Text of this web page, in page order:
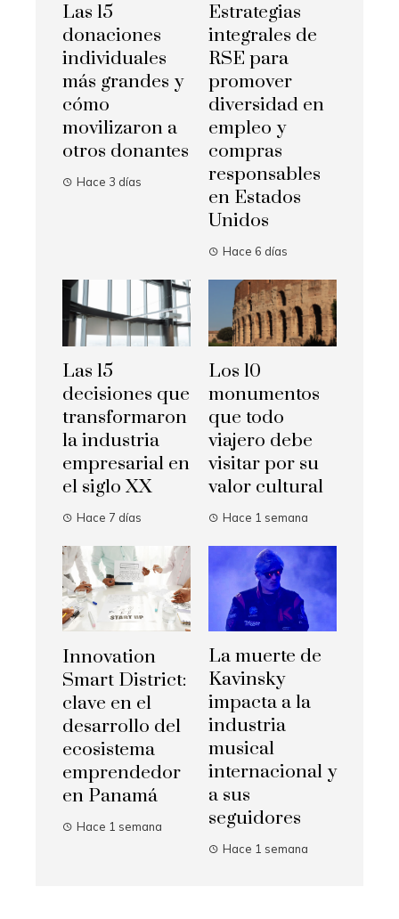
Las 15
donaciones
individuales
más grandes y
cómo
movilizaron a
otros donantes
Hace 3 días
Estrategias
integrales de
RSE para
promover
diversidad en
empleo y
compras
responsables
en Estados
Unidos
Hace 6 días
Las 15
decisiones que
transformaron
la industria
empresarial en
el siglo XX
Hace 7 días
Los 10
monumentos
que todo
viajero debe
visitar por su
valor cultural
Hace 1 semana
Innovation
Smart District:
clave en el
desarrollo del
ecosistema
emprendedor
en Panamá
Hace 1 semana
La muerte de
Kavinsky
impacta a la
industria
musical
internacional y
a sus
seguidores
Hace 1 semana